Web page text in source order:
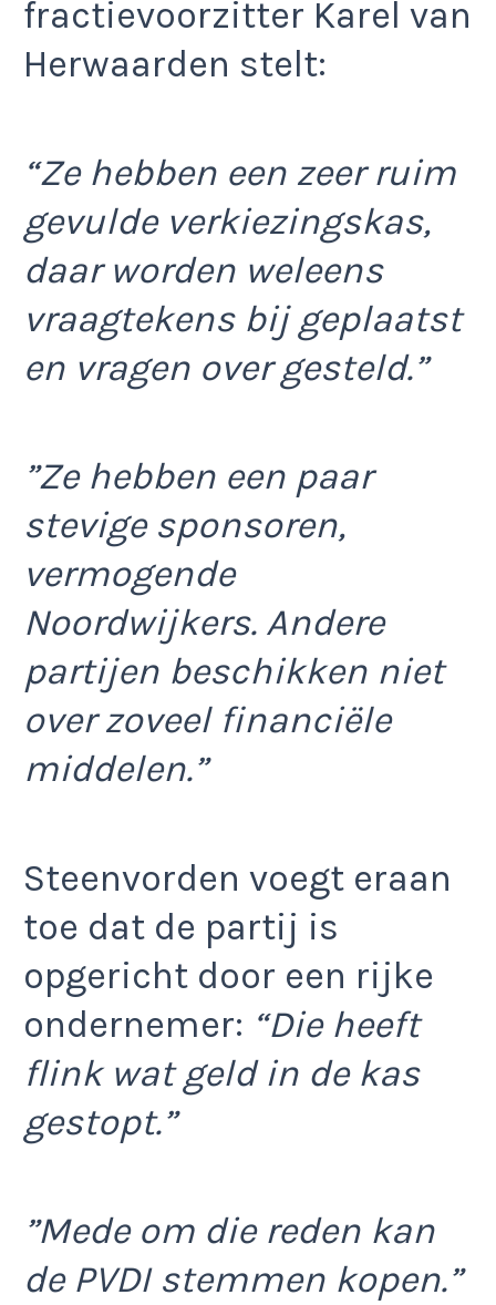
fractievoorzitter Karel van
Herwaarden stelt:
“Ze hebben een zeer ruim
gevulde verkiezingskas,
daar worden weleens
vraagtekens bij geplaatst
en vragen over gesteld.”
”Ze hebben een paar
stevige sponsoren,
vermogende
Noordwijkers. Andere
partijen beschikken niet
over zoveel financiële
middelen.”
Steenvorden voegt eraan
toe dat de partij is
opgericht door een rijke
ondernemer: “Die heeft
flink wat geld in de kas
gestopt.”
”Mede om die reden kan
de PVDI stemmen kopen.”